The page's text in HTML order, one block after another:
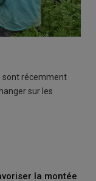
sont récemment
sur les
la montée